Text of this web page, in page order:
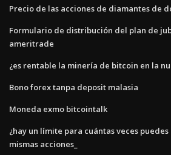
Precio de las acciones de diamantes de
Formulario de distribución del plan de
ameritrade
¿es rentable la minería de bitcoin en la
Bono forex tanpa deposit malasia
Moneda exmo bitcointalk
¿hay un límite para cuántas veces
mismas acciones_